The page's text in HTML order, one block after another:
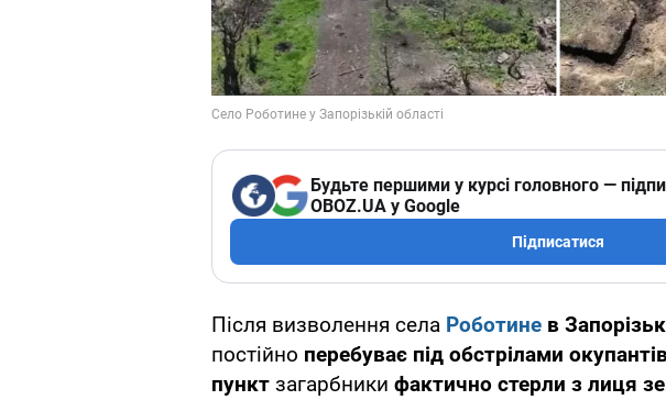
Будьте першими у курсі головного —
OBOZ.UA у Google
Підписатися
Після визволення села Роботине в
постійно перебуває під обстрілами
пункт загарбники фактично стерли з лиця